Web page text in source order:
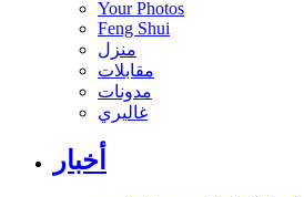
Your Photos
Feng Shui
منزل
مقابلات
مدونات
غاليري
أخبار